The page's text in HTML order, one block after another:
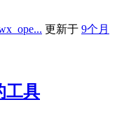
更新于 9个月
工具